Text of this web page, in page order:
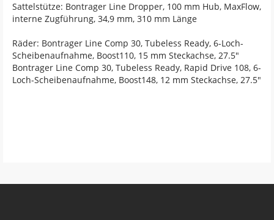
Sattelstütze: Bontrager Line Dropper, 100 mm Hub, MaxFlow,
interne Zugführung, 34,9 mm, 310 mm Länge
Räder: Bontrager Line Comp 30, Tubeless Ready, 6-Loch-
Scheibenaufnahme, Boost110, 15 mm Steckachse, 27.5"
Bontrager Line Comp 30, Tubeless Ready, Rapid Drive 108, 6-
Loch-Scheibenaufnahme, Boost148, 12 mm Steckachse, 27.5"